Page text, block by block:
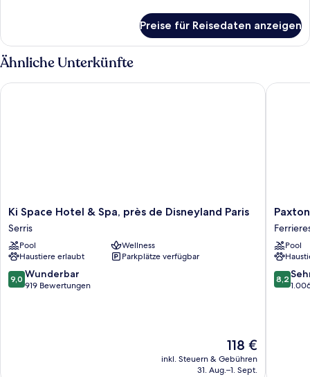
Schlafsofa
anzeigen
Zimmer,
1 King-
Bett
Schlafsofa
Preise für Reisedaten anzeigen
Ähnliche Unterkünfte
Ki
Space
Hotel
&
Spa,
près
de
Ki Space Hotel & Spa, près de Disneyland Paris
Serris
Pool
Wellness
Haustiere erlaubt
Parkplätze verfügbar
9.0
von
9,0 Wunderbar
919 Bewertungen
Der
Preis
beträgt
118 €
inkl. Steuern & Gebühren
31. Aug.–1. Sept.
Ki Space Hotel & Spa, près de Disneyland Paris
Paxton
Paris
MLV
en-
Brie
Pool
8.2
von
8,2
Paxton